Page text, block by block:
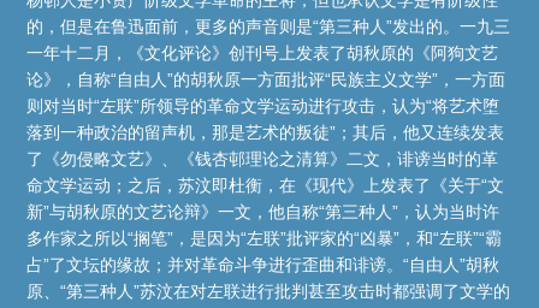
的，但是在鲁迅面前，更多的声音则是“第三种人”发出的。一九三
一年十二月，《文化评论》创刊号上发表了胡秋原的《阿狗文艺
论》，自称“自由人”的胡秋原一方面批评“民族主义文学”，一方面
则对当时“左联”所领导的革命文学运动进行攻击，认为“将艺术堕
落到一种政治的留声机，那是艺术的叛徒”；其后，他又连续发表
了《勿侵略文艺》、《钱杏邨理论之清算》二文，诽谤当时的革
命文学运动；之后，苏汶即杜衡，在《现代》上发表了《关于“文
新”与胡秋原的文艺论辩》一文，他自称“第三种人”，认为当时许
多作家之所以“搁笔”，是因为“左联”批评家的“凶暴”，和“左联”“霸
占”了文坛的缘故；并对革命斗争进行歪曲和诽谤。“自由人”胡秋
原、“第三种人”苏汶在对左联进行批判甚至攻击时都强调了文学的